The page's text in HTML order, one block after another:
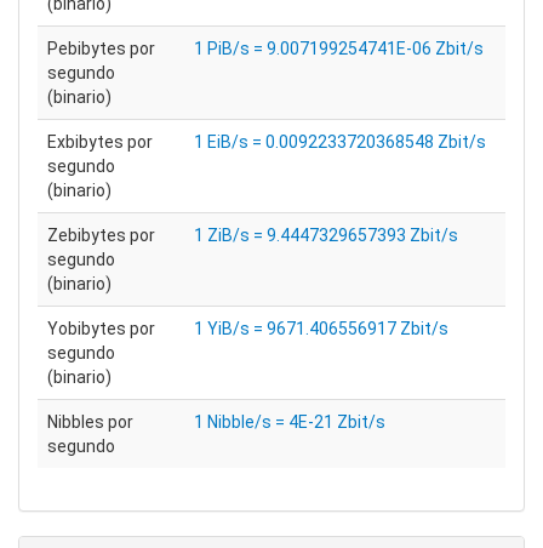
Pebibytes por
segundo
(binario)
1 PiB/s = 9.007199254741E-06 Zbit/s
Exbibytes por
segundo
(binario)
1 EiB/s = 0.0092233720368548 Zbit/s
Zebibytes por
segundo
(binario)
1 ZiB/s = 9.4447329657393 Zbit/s
Yobibytes por
segundo
(binario)
1 YiB/s = 9671.406556917 Zbit/s
Nibbles por
segundo
1 Nibble/s = 4E-21 Zbit/s